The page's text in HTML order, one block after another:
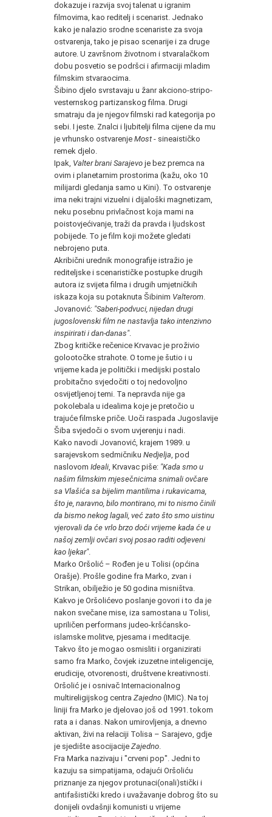
dokazuje i razvija svoj talenat u igranim
filmovima, kao reditelj i scenarist. Jednako
kako je nalazio srodne scenariste za svoja
ostvarenja, tako je pisao scenarije i za druge
autore. U završnom životnom i stvaralačkom
dobu posvetio se podršci i afirmaciji mladim
filmskim stvaraocima.
Šibino djelo svrstavaju u žanr akciono-stripo-
vesternskog partizanskog filma. Drugi
smatraju da je njegov filmski rad kategorija po
sebi. I jeste. Znalci i ljubitelji filma cijene da mu
je vrhunsko ostvarenje Most - sineaističko
remek djelo.
Ipak, Valter brani Sarajevo je bez premca na
ovim i planetarnim prostorima (kažu, oko 10
milijardi gledanja samo u Kini). To ostvarenje
ima neki trajni vizuelni i dijaloški magnetizam,
neku posebnu privlačnost koja mami na
poistovjećivanje, traži da pravda i ljudskost
pobijede. To je film koji možete gledati
nebrojeno puta.
Akribični urednik monografije istražio je
rediteljske i scenarističke postupke drugih
autora iz svijeta filma i drugih umjetničkih
iskaza koja su potaknuta Šibinim Valterom
Jovanović: "Saberi-podvuci, nijedan drugi
jugoslovenski film ne nastavlja tako intenzivno
inspirirati i dan-danas".
Zbog kritičke rečenice Krvavac je proživio
golootočke strahote. O tome je šutio i u
vrijeme kada je politički i medijski postalo
probitačno svjedočiti o toj nedovoljno
osvijetljenoj temi. Ta nepravda nije ga
pokolebala u idealima koje je pretočio u
trajuće filmske priče. Uoči raspada Jugoslavije
Šiba svjedoči o svom uvjerenju i nadi.
Kako navodi Jovanović, krajem 1989. u
sarajevskom sedmičniku Nedjelja , pod
naslovom Ideali , Krvavac piše: "Kada smo u
našim filmskim mjesečnicima snimali ovčare
sa Vlašića sa bijelim mantilima i rukavicama,
što je, naravno, bilo montirano, mi to nismo činili
da bismo nekog lagali, već zato što smo uistinu
vjerovali da će vrlo brzo doći vrijeme kada će u
našoj zemlji ovčari svoj posao raditi odjeveni
kao ljekar".
Marko Oršolić – Rođen je u Tolisi (općina
Orašje). Prošle godine fra Marko, zvan i
Strikan, obilježio je 50 godina misništva.
Kakvo je Oršolićevo poslanje govori i to da je
nakon svečane mise, iza samostana u Tolisi,
upriličen performans judeo-kršćansko-
islamske molitve, pjesama i meditacije.
Takvo što je mogao osmisliti i organizirati
samo fra Marko, čovjek izuzetne inteligencije,
erudicije, otvorenosti, društvene kreativnosti.
Oršolić je i osnivač Internacionalnog
multireligijskog centra Zajedno (IMIC). Na toj
liniji fra Marko je djelovao još od 1991. tokom
rata a i danas. Nakon umirovljenja, a dnevno
aktivan, živi na relaciji Tolisa – Sarajevo, gdje
je sjedište asocijacije Zajedno
Fra Marka nazivaju i "crveni pop". Jedni to
kazuju sa simpatijama, odajući Oršoliću
priznanje za njegov protunaci(onali)stički i
antifašistički kredo i uvažavanje dobrog što su
donijeli ovdašnji komunisti u vrijeme